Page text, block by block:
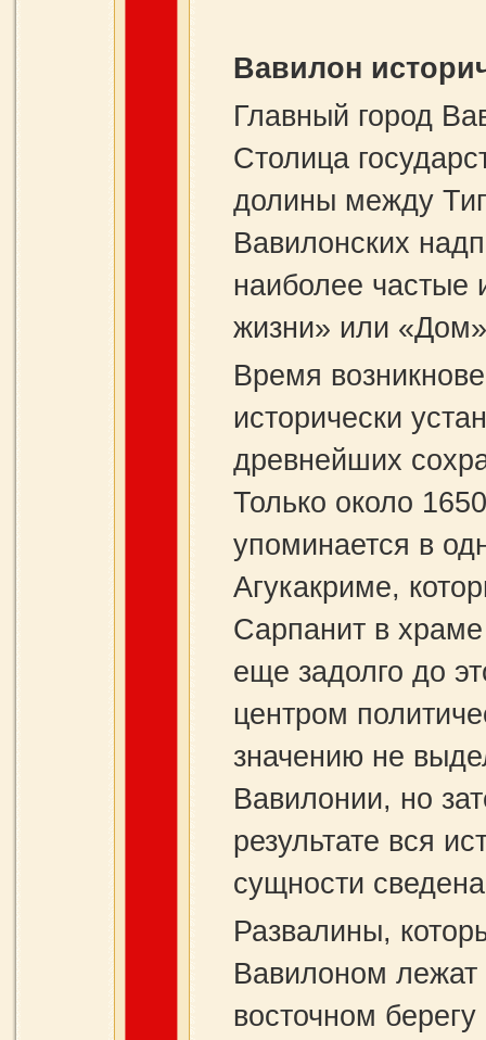
Вавилон
Главный город
Столица
долины между
Вавилонских
наиболее частые
жизни» или
Время
исторически
древнейших
Только около
упоминается в
Агукакриме,
Сарпанит в
еще задолго до
центром
значению не
Вавилонии, но
результате вся
сущности
Развалины,
Вавилоном
восточном